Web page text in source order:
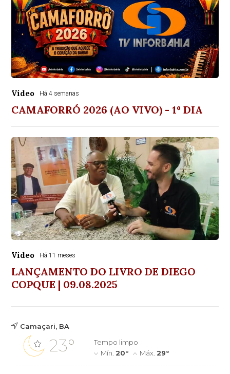
Vídeo Há 4 semanas
CAMAFORRÓ 2026 (AO VIVO) - 1º DIA
Vídeo Há 11 meses
LANÇAMENTO DO LIVRO DE DIEGO
COPQUE | 09.08.2025
Camaçari, BA
23°
Tempo limpo
Mín.20° Máx.29°